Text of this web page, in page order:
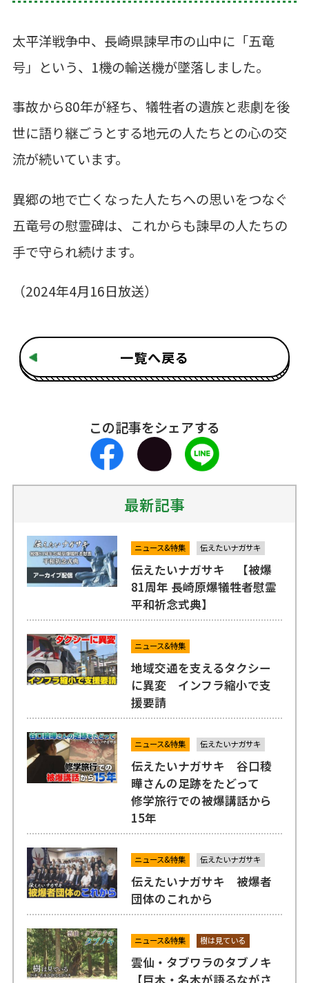
太平洋戦争中、長崎県諫早市の山中に「五竜
号」という、1機の輸送機が墜落しました。
事故から80年が経ち、犠牲者の遺族と悲劇を後
世に語り継ごうとする地元の人たちとの心の交
流が続いています。
異郷の地で亡くなった人たちへの思いをつなぐ
五竜号の慰霊碑は、これからも諫早の人たちの
手で守られ続けます。
（2024年4月16日放送）
一覧へ戻る
この記事をシェアする
最新記事
ニュース&特集 伝えたいナガサキ
伝えたいナガサキ 【被爆
81周年 長崎原爆犠牲者慰霊
平和祈念式典】
ニュース&特集
地域交通を支えるタクシー
に異変 インフラ縮小で支
援要請
ニュース&特集 伝えたいナガサキ
伝えたいナガサキ 谷口稜
曄さんの足跡をたどって
修学旅行での被爆講話から
15年
ニュース&特集 伝えたいナガサキ
伝えたいナガサキ 被爆者
団体のこれから
ニュース&特集 樹は見ている
雲仙・タブワラのタブノキ
【巨木・名木が語るながさ